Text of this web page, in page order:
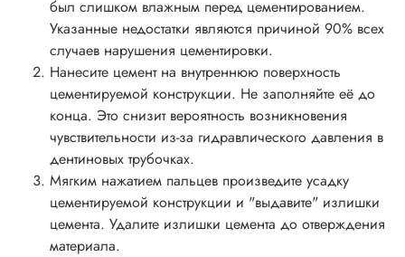
был слишком влажным перед цементированием.
Указанные недостатки являются причиной 90% всех
случаев нарушения цементировки.
Нанесите цемент на внутреннюю поверхность
цементируемой конструкции. Не заполняйте её до
конца. Это снизит вероятность возникновения
чувствительности из-за гидравлического давления в
дентиновых трубочках.
Мягким нажатием пальцев произведите усадку
цементируемой конструкции и "выдавите" излишки
цемента. Удалите излишки цемента до отверждения
материала.